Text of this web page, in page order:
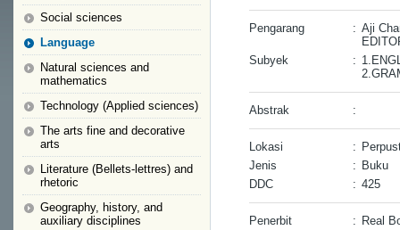
Social sciences
Language
Natural sciences and
mathematics
Technology (Applied sciences)
The arts fine and decorative
arts
Literature (Bellets-lettres) and
rhetoric
Geography, history, and
auxiliary disciplines
Pengarang : Aji
Subyek
:
Abstrak :
Lokasi :
Jenis
: Buku
DDC
: 425
Penerbit : Real